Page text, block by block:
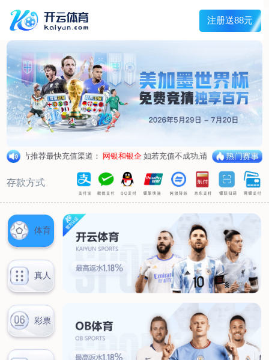
Menu
网站首页
关于我们
产品中心
荣誉资质
厂区设备
人才招聘
新闻中心
销售网点